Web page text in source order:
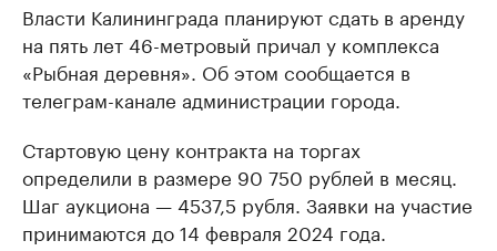
Власти Калининграда планируют сдать в аренду
на пять лет 46-метровый причал у комплекса
«Рыбная деревня». Об этом сообщается в
телеграм-канале администрации города.
Стартовую цену контракта на торгах
определили в размере 90 750 рублей в месяц.
Шаг аукциона — 4537,5 рубля. Заявки на участие
принимаются до 14 февраля 2024 года.